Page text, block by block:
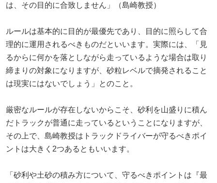
は、その目的に合致しません」（島崎教授）
ルールは基本的に目的が最優先であり、目的に照らして合
理的に運用されるべきものだといいます。実際には、「見
るからに何かを落としながら走っているような場合は取り
締まりの対象になりますが、砂粒レベルで摘発されること
は現実にはないでしょう」とのこと。
厳密なルールが存在しないからこそ、砂利を山盛りに積ん
だトラックが普通に走っているということになりますが、
その上で、島崎教授はトラックドライバーが守るべきポイ
ントは大きく2つあるともいいます。
「砂利や土砂の積み方について、守るべきポイントは『最